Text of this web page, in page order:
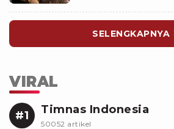
SELENGKAPNYA
VIRAL
#1 Timnas Indonesia
50052 artikel